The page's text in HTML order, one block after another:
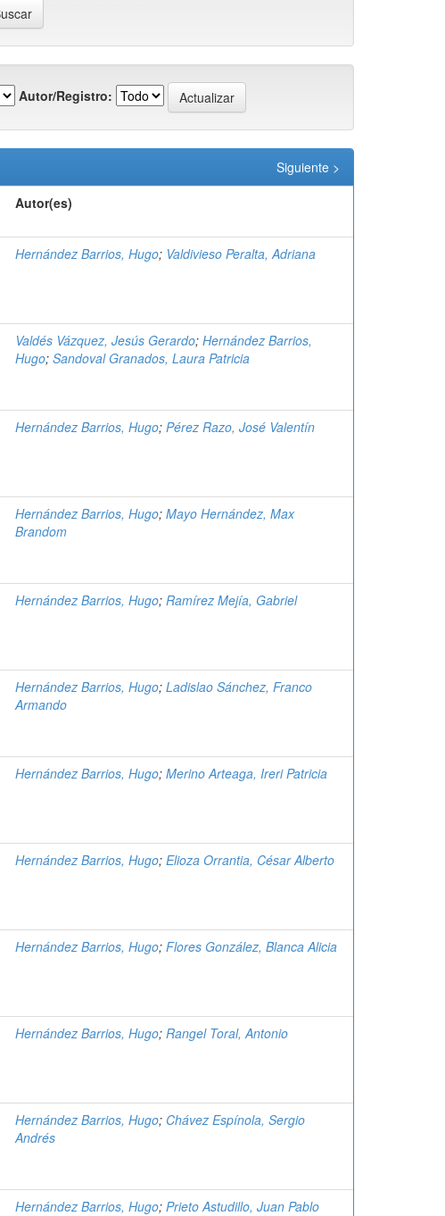
Autor/Registro:
Siguiente >
Autor(es)
Hernández Barrios, Hugo; Valdivieso Peralta, Adriana
Valdés Vázquez, Jesús Gerardo; Hernández Barrios,
Hugo; Sandoval Granados, Laura Patricia
Hernández Barrios, Hugo; Pérez Razo, José Valentín
Hernández Barrios, Hugo; Mayo Hernández, Max
Brandom
Hernández Barrios, Hugo; Ramírez Mejía, Gabriel
Hernández Barrios, Hugo; Ladislao Sánchez, Franco
Armando
Hernández Barrios, Hugo; Merino Arteaga, Ireri Patricia
Hernández Barrios, Hugo; Elioza Orrantia, César Alberto
Hernández Barrios, Hugo; Flores González, Blanca Alicia
Hernández Barrios, Hugo; Rangel Toral, Antonio
Hernández Barrios, Hugo; Chávez Espínola, Sergio
Andrés
Hernández Barrios, Hugo; Prieto Astudillo, Juan Pablo